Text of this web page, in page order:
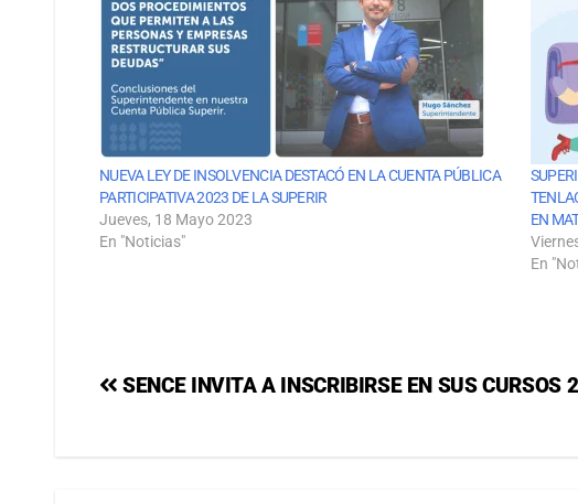
NUEVA LEY DE INSOLVENCIA DESTACÓ EN LA CUENTA PÚBLICA
PARTICIPATIVA 2023 DE LA SUPERIR
Jueves, 18 Mayo 2023
En "Noticias"
EN
En
SENCE INVITA A INSCRIBIRSE EN SUS CURSOS